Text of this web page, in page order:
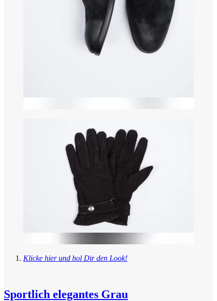
Klicke hier und hol Dir den Look!
Sportlich elegantes Grau